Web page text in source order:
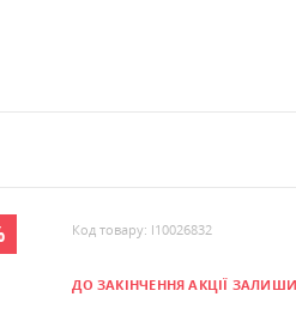
Код товару: l10026832
ДО ЗАКІНЧЕННЯ АКЦІЇ